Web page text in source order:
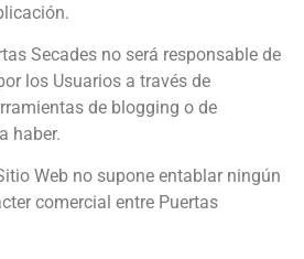
Secades no será responsable de
los Usuarios a través de
de blogging o de
haber.
Web no supone entablar ningún
comercial entre Puertas